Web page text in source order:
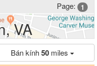
Page: 1
VA
Bán kính50miles